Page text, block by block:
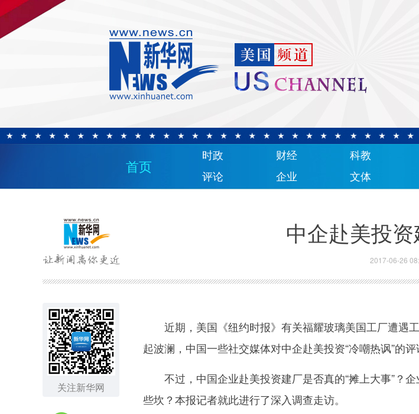
首页
时政 财经 科教
评论
企业 文体
中企赴美投
2017-06-26
关注新华网
近期，美国《纽约时报》有关福耀玻璃美国工厂遭遇
起波澜，中国一些社交媒体对中企赴美投资“冷嘲热讽”的评
不过，中国企业赴美投资建厂是否真的“摊上大事”？企
些坎？本报记者就此进行了深入调查走访。